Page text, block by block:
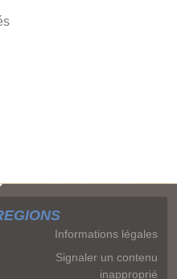
Informations légales
Signaler un contenu
inapproprié